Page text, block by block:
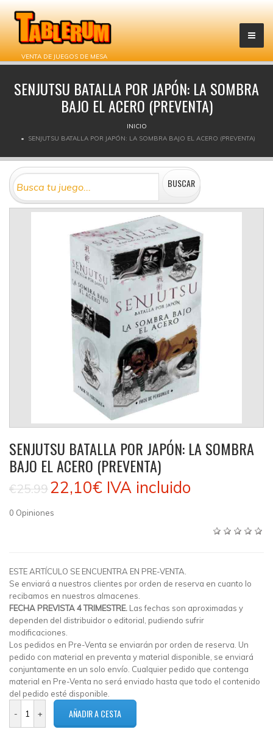
VENTA DE JUEGOS DE MESA
SENJUTSU BATALLA POR JAPÓN: LA SOMBRA
BAJO EL ACERO (PREVENTA)
INICIO
SENJUTSU BATALLA POR JAPÓN: LA SOMBRA BAJO EL ACERO (PREVENTA)
SENJUTSU BATALLA POR JAPÓN: LA SOMBRA
BAJO EL ACERO (PREVENTA)
€25.9922,10€ IVA incluido
0 Opiniones
ESTE ARTÍCULO SE ENCUENTRA EN PRE-VENTA.
Se enviará a nuestros clientes por orden de reserva en cuanto lo
recibamos en nuestros almacenes.
FECHA PREVISTA 4 TRIMESTRE. Las fechas son aproximadas y
dependen del distribuidor o editorial, pudiendo sufrir
modificaciones.
Los pedidos en Pre-Venta se enviarán por orden de reserva. Un
pedido con material en preventa y material disponible, se enviará
conjuntamente en un solo envío. Cualquier pedido que contenga
material en Pre-Venta no será enviado hasta que todo el contenido
del pedido esté disponible.